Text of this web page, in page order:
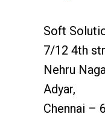
Soft
7/12 4th
Nehru
Adyar,
Chennai –